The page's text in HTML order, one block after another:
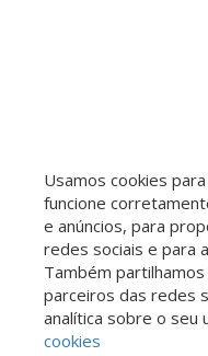
Usamos cookies
funcione
e anúncios, para
redes sociais e para
Também
parceiros das redes
analítica sobre o seu
cookies